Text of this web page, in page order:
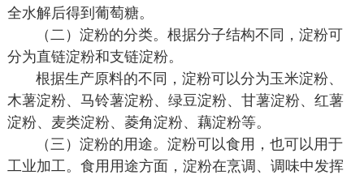
全水解后得到葡萄糖。
（二）淀粉的分类。根据分子结构不同，淀粉可
分为直链淀粉和支链淀粉。
根据生产原料的不同，淀粉可以分为玉米淀粉、
木薯淀粉、马铃薯淀粉、绿豆淀粉、甘薯淀粉、红薯
淀粉、麦类淀粉、菱角淀粉、藕淀粉等。
（三）淀粉的用途。淀粉可以食用，也可以用于
工业加工。食用用途方面，淀粉在烹调、调味中发挥